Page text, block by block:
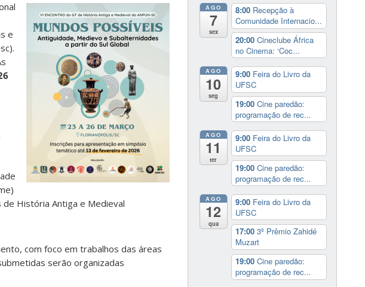
e
de História Antiga e Medieval
com foco em trabalhos das áreas
serão organizadas
AGO
7
sex
8:00 Recepção à
Comunidade Internacio...
20:00 Cineclube África
no Cinema: ‘Coc...
AGO
10
seg
9:00 Feira do Livro da
UFSC
19:00 Cine paredão:
programação de rec...
AGO
11
ter
9:00 Feira do Livro da
UFSC
19:00 Cine paredão:
programação de rec...
AGO
12
qua
9:00 Feira do Livro da
UFSC
17:00 3º Prêmio Zahidé
Muzart
19:00 Cine paredão:
programação de rec...